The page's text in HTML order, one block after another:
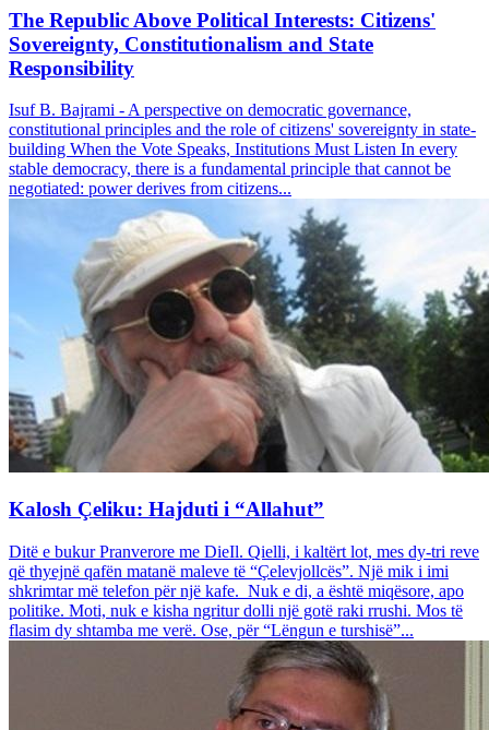
The Republic Above Political Interests: Citizens'
Sovereignty, Constitutionalism and State
Responsibility
Isuf B. Bajrami - A perspective on democratic governance,
constitutional principles and the role of citizens' sovereignty in state-
building When the Vote Speaks, Institutions Must Listen In every
stable democracy, there is a fundamental principle that cannot be
negotiated: power derives from citizens...
Kalosh Çeliku: Hajduti i “Allahut”
Ditë e bukur Pranverore me DieIl. Qielli, i kaltërt lot, mes dy-tri reve
që thyejnë qafën matanë maleve të “Çelevjollcës”. Një mik i imi
shkrimtar më telefon për një kafe. Nuk e di, a është miqësore, apo
politike. Moti, nuk e kisha ngritur dolli një gotë raki rrushi. Mos të
flasim dy shtamba me verë. Ose, për “Lëngun e turshisë”...